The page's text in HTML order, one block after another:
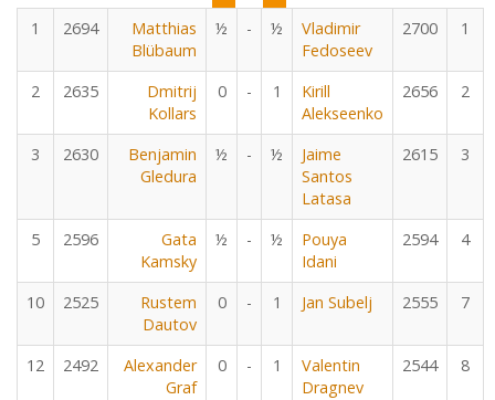
1
2694
Matthias
Blübaum
½ - ½
Vladimir
Fedoseev
2700 1
2 2635
Dmitrij
Kollars
0 - 1
Kirill
Alekseenko
2656 2
3 2630
Benjamin
Gledura
½ - ½
Jaime
Santos
Latasa
2615 3
5 2596
Gata
Kamsky
½ - ½
Pouya
Idani
2594 4
10 2525
Rustem
Dautov
0 - 1 Jan Subelj 2555 7
12 2492
Alexander
Graf
0 - 1
Valentin
Dragnev
2544 8